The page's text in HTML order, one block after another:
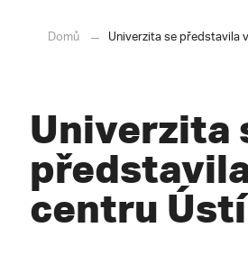
Domů Univerzita se představila
Univerzita
centru Ústí